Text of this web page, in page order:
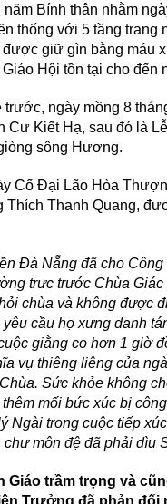
Bính thân nhằm
thống với 5 tầng trang
giữ gìn bằng máu
Hội tồn tại cho đến
trước, ngày mồng 8
Cư Kiết Hạ, sau đó là
sông Hương.
Cố Đại Lão Hòa
Thanh Quang,
Đà Nẵng đã cho
trưc trước Chùa
chùa và không được
cầu họ xưng danh
giằng co hơn 1 giờ
vụ thiêng liêng của
Sức khỏe không
mối bức xúc bị
Ngài trong cuộc tiếp
môn đệ đã phải dìu
trầm trọng và
Trưởng đã phản đối